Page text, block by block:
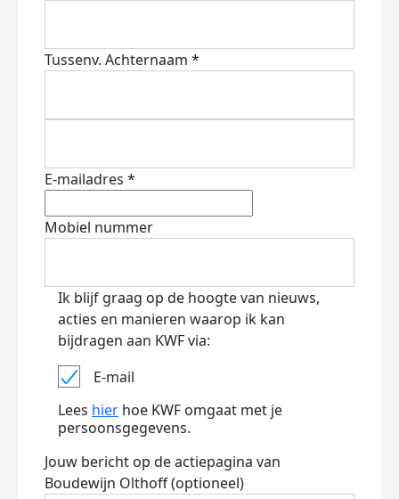
Tussenv. Achternaam *
E-mailadres *
Mobiel nummer
Ik blijf graag op de hoogte van nieuws,
acties en manieren waarop ik kan
bijdragen aan KWF via:
E-mail
Lees hier hoe KWF omgaat met je
persoonsgegevens.
Jouw bericht op de actiepagina van
Boudewijn Olthoff (optioneel)